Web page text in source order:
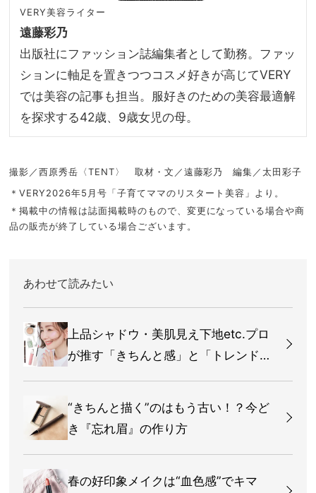
VERY美容ライター
遠藤彩乃
出版社にファッション誌編集者として勤務。ファッ
ションに軸足を置きつつコスメ好きが高じてVERY
では美容の記事も担当。服好きのための美容最適解
を探求する42歳、9歳女児の母。
撮影／西原秀岳〈TENT〉 取材・文／遠藤彩乃 編集／太田彩子
＊VERY2026年5月号「子育てママのリスタート美容」より。
＊掲載中の情報は誌面掲載時のもので、変更になっている場合や商
品の販売が終了している場合ございます。
あわせて読みたい
上品シャドウ・美肌見え下地etc.プロ
が推す「きちんと感」と「トレンド」
“きちんと描く”のはもう古い！？今ど
き『忘れ眉』の作り方
春の好印象メイクは“血色感”でキマ